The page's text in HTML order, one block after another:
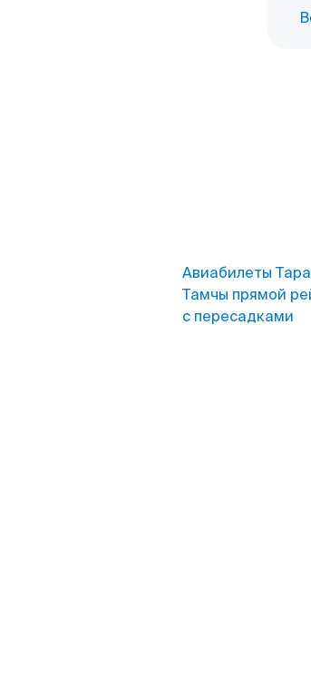
Авиабилеты
Тамчы прямой
с пересадками